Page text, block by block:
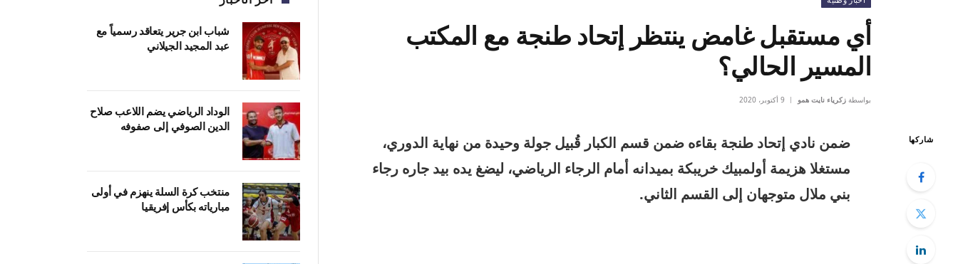
أي مستقبل غامض ينتظر إتحاد طنجة مع المكتب
المسير الحالي؟
بواسطة زكرياء نايت همو 9 أكتوبر، 2020
شاركها
ضمن نادي إتحاد طنجة بقاءه ضمن قسم الكبار قُبيل جولة وحيدة من نهاية الدوري،
مستغلا هزيمة أولمبيك خريبكة بميدانه أمام الرجاء الرياضي، ليضغ يده بيد جاره رجاء
بني ملال متوجهان إلى القسم الثاني.
شباب ابن جرير يتعاقد رسمياً مع
عبد المجيد الجيلاني
الوداد الرياضي يضم اللاعب صلاح
الدين الصوفي إلى صفوفه
منتخب كرة السلة ينهزم في أولى
مبارياته بكأس إفريقيا